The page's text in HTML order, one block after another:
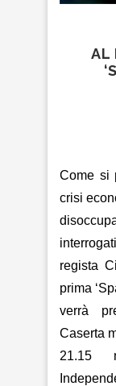
AL
Come si
crisi
regista
prima
verrà
Caserta
21.15